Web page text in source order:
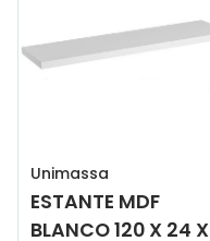
Unimassa
ESTANTE MDF
BLANCO 120 X 24 X